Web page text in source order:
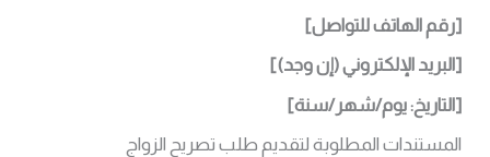
[رقم الهاتف للتواصل]
[البريد الإلكتروني (إن وجد)]
[التاريخ: يوم/شهر/سنة]
المستندات المطلوبة لتقديم طلب تصريح الزواج